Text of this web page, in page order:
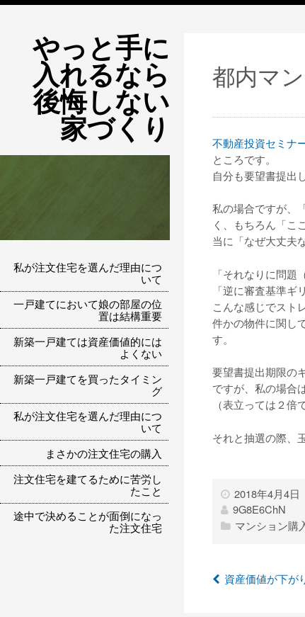
やっと手に
入れるなら
後悔しない
家づくり
私が注文住宅を選んだ理由につ
いて
一戸建てにおいて娘の部屋の位
置は結構重要
新築一戸建ては資産価値的には
よくない
新築一戸建てを買ったタイミン
グ
私が注文住宅を選んだ理由につ
いて
まさかの注文住宅の購入
注文住宅を建てるために苦労し
たこと
途中で決めることが面倒になっ
た注文住宅
都内マ
不動産投資セミナ
ところです。
自分も要望書提出
私の場合ですが、
く、もちろん「こ
当に「なぜ大丈夫
「それなりに問
「逆に審査基準
こんな感じでスト
件かの物件に関し
す。
要望書提出期限の
ですが、私の場合
（表立っては２
それと抽選の際、
2018年4月4日
9G8E6ChN
マンション購
資産価値が下が